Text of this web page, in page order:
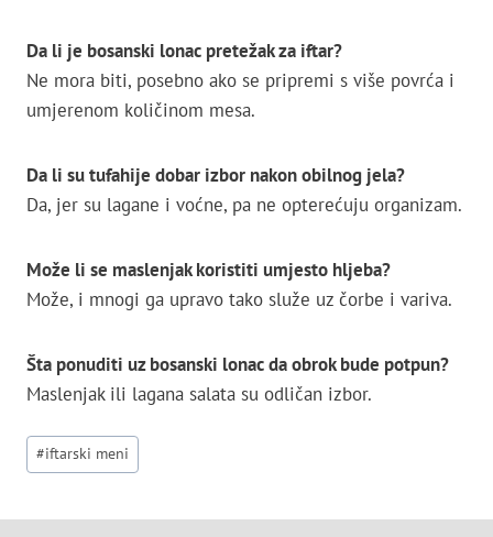
Da li je bosanski lonac pretežak za iftar?
Ne mora biti, posebno ako se pripremi s više povrća i
umjerenom količinom mesa.
Da li su tufahije dobar izbor nakon obilnog jela?
Da, jer su lagane i voćne, pa ne opterećuju organizam.
Može li se maslenjak koristiti umjesto hljeba?
Može, i mnogi ga upravo tako služe uz čorbe i variva.
Šta ponuditi uz bosanski lonac da obrok bude potpun?
Maslenjak ili lagana salata su odličan izbor.
Post
Tags:
#iftarski meni